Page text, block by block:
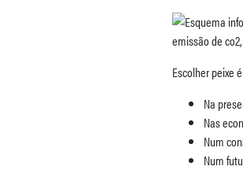
Escolher peixe
Na
Nas
Num
Num